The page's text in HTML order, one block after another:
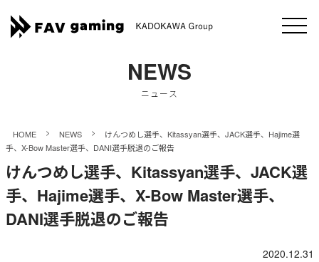
NEWS
ニュース
HOME > NEWS >
けんつめし選手、Kitassyan選手、JACK選手、Hajime選
手、X-Bow Master選手、DANI選手脱退のご報告
けんつめし選手、Kitassyan選手、JACK選
手、Hajime選手、X-Bow Master選手、
DANI選手脱退のご報告
2020.12.31